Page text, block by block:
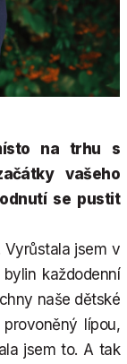
na trhu s
vašeho
se pustit
jsem v
každodenní
naše dětské
lípou,
jsem to. A tak